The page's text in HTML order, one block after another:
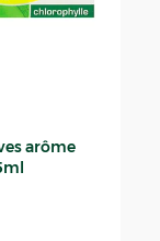
arôme